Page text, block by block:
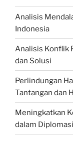
Analisis
Indonesia
Analisis Konflik
dan Solusi
Perlindungan
Tantangan dan
Meningkatkan
dalam